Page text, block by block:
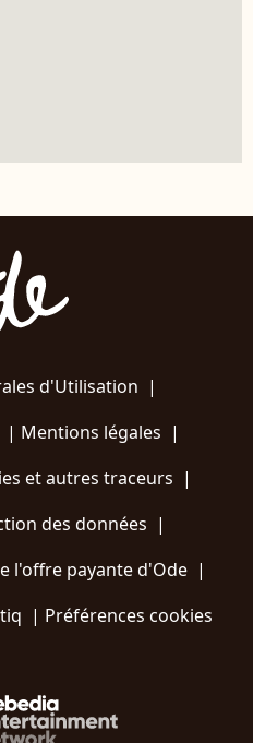
d'Utilisation |
Mentions légales |
et autres traceurs |
des données |
l'offre payante d'Ode |
| Préférences cookies